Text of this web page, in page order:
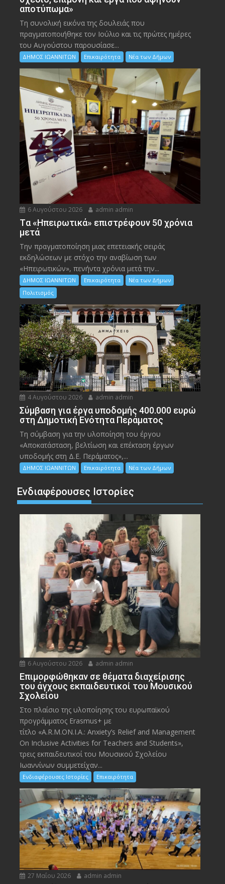
αποτύπωμα»
Τη συνολική εικόνα της δουλειάς που
πραγματοποιήθηκε τον Ιούλιο και τις πρώτες ημέρες
του Αυγούστου παρουσίασε...
ΔΗΜΟΣ ΙΩΑΝΝΙΤΩΝ Επικαιρότητα Νέα των Δήμων
6 Αυγούστου 2026 admin admin
Tα «Ηπειρωτικά» επιστρέφουν 50 χρόνια
μετά
Την πραγματοποίηση μιας επετειακής σειράς
εκδηλώσεων με στόχο την αναβίωση των
«Ηπειρωτικών», πενήντα χρόνια μετά την...
ΔΗΜΟΣ ΙΩΑΝΝΙΤΩΝ Επικαιρότητα
Νέα των Δήμων
Πολιτισμός
4 Αυγούστου 2026 admin admin
Σύμβαση για έργα υποδομής 400.000 ευρώ
στη Δημοτική Ενότητα Περάματος
Τη σύμβαση για την υλοποίηση του έργου
«Αποκατάσταση, βελτίωση και επέκταση έργων
υποδομής στη Δ.Ε. Περάματος»,...
ΔΗΜΟΣ ΙΩΑΝΝΙΤΩΝ Επικαιρότητα Νέα των Δήμων
Ενδιαφέρουσες Ιστορίες
6 Αυγούστου 2026 admin admin
Eπιμορφώθηκαν σε θέματα διαχείρισης
του άγχους εκπαιδευτικοί του Μουσικού
Σχολείου
Στο πλαίσιο της υλοποίησης του ευρωπαϊκού
προγράμματος Erasmus+ με
τίτλο «A.R.M.ON.I.A.: Anxiety’s Relief and Management
On Inclusive Activities for Teachers and Students»,
τρεις εκπαιδευτικοί του Μουσικού Σχολείου
Ιωαννίνων συμμετείχαν...
Ενδιαφέρουσες Ιστορίες Επικαιρότητα
27 Μαΐου 2026 admin admin